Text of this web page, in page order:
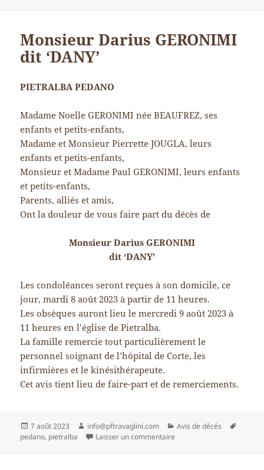
Monsieur Darius GERONIMI
dit ‘DANY’
PIETRALBA PEDANO
Madame Noelle GERONIMI née BEAUFREZ, ses
enfants et petits-enfants,
Madame et Monsieur Pierrette JOUGLA, leurs
enfants et petits-enfants,
Monsieur et Madame Paul GERONIMI, leurs enfants
et petits-enfants,
Parents, alliés et amis,
Ont la douleur de vous faire part du décès de
Monsieur Darius GERONIMI
dit ‘DANY’
Les condoléances seront reçues à son domicile, ce
jour, mardi 8 août 2023 à partir de 11 heures.
Les obsèques auront lieu le mercredi 9 août 2023 à
11 heures en l’église de Pietralba.
La famille remercie tout particulièrement le
personnel soignant de l’hôpital de Corte, les
infirmières et le kinésithérapeute.
Cet avis tient lieu de faire-part et de remerciements.
Publié
le
7 août 2023 Auteur
info@pftravaglini.com Catégories
Avis de décés
pedano, pietralba Laisser un commentaire